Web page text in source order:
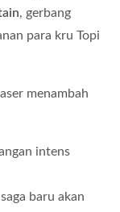
, gerbang
para kru Topi
menambah
intens
baru akan